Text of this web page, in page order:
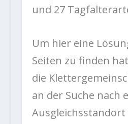
und 27
Um hier eine
Seiten zu finden
die
an der Suche nach